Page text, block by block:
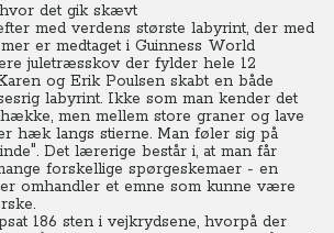
det gik skævt
med verdens største labyrint, der med
er medtaget i Guinness World
juletræsskov der fylder hele 12
og Erik Poulsen skabt en både
labyrint. Ikke som man kender det
men mellem store graner og lave
hæk langs stierne. Man føler sig på
Det lærerige består i, at man får
forskellige spørgeskemaer - en
omhandler et emne som kunne være
186 sten i vejkrydsene, hvorpå der